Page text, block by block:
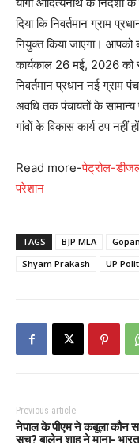
योगी आदित्यनाथ के निर्देशों
दिया कि निवर्तमान ग्राम
नियुक्त किया जाएगा। आपको
कार्यकाल 26 मई, 2026 को
निवर्तमान प्रधान नई ग्राम
अवधि तक पंचायतों के
गांवों के विकास कार्य ठप नहीं
Read more-पेट्रोल-
परेशान
TAGS BJP MLA
Shyam Prakash
UP
Previous article
नेपाल के पीएम ने कबूला कौन